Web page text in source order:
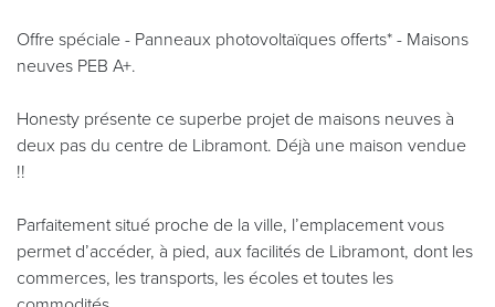
Offre spéciale - Panneaux photovoltaïques offerts* - Maisons
neuves PEB A+.
Honesty présente ce superbe projet de maisons neuves à
deux pas du centre de Libramont. Déjà une maison vendue
!!
Parfaitement situé proche de la ville, l’emplacement vous
permet d’accéder, à pied, aux facilités de Libramont, dont les
commerces, les transports, les écoles et toutes les